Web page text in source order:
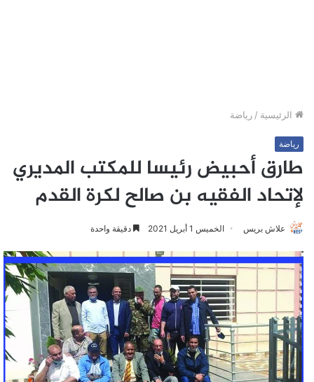
الرئيسية / رياضة
رياضة
طارق أحبيض رئيسا للمكتب المديري
لإتحاد الفقيه بن صالح لكرة القدم
علاش بريس الخميس 1 أبريل 2021 دقيقة واحدة